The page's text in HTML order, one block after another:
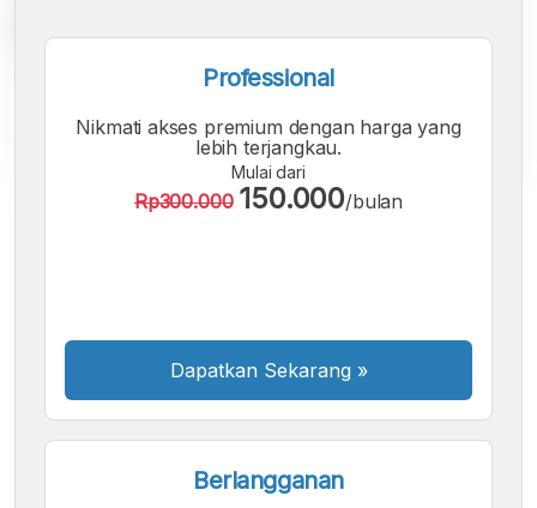
A A A
Professional
Nikmati akses premium dengan harga yang
lebih terjangkau.
Mulai dari
Rp300.000 150.000/bulan
Dapatkan Sekarang »
Berlangganan